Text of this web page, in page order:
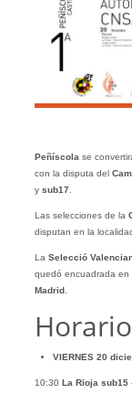
Peñíscola se
con la disputa del
y sub17
Las selecciones de la
disputan en la
La Selecció
quedó encuadrada en
Madrid.
VIERNES 20
10:30 La Rioja sub15